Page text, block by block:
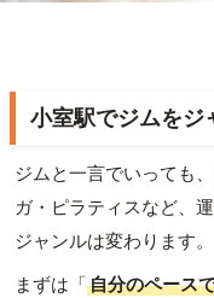
小室駅でジムをジ
ジムと一言でいっても
ガ・ピラティスなど、
ジャンルは変わります。
まずは「自分のペース